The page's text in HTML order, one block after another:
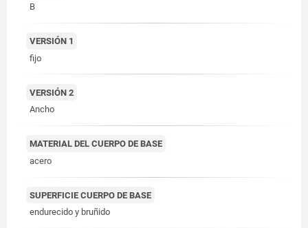
B
VERSIÓN 1
fijo
VERSIÓN 2
Ancho
MATERIAL DEL CUERPO DE BASE
acero
SUPERFICIE CUERPO DE BASE
endurecido y bruñido